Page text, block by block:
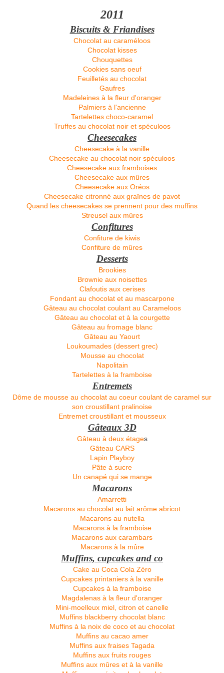
2011
Biscuits & Friandises
Chocolat au caraméloos
Chocolat kisses
Chouquettes
Cookies sans oeuf
Feuilletés au chocolat
Gaufres
Madeleines à la fleur d'oranger
Palmiers à l'ancienne
Tartelettes choco-caramel
Truffes au chocolat noir et spéculoos
Cheesecakes
Cheesecake à la vanille
Cheesecake au chocolat noir spéculoos
Cheesecake aux framboises
Cheesecake aux mûres
Cheesecake aux Oréos
Cheesecake citronné aux graînes de pavot
Quand les cheesecakes se prennent pour des muffins
Streusel aux mûres
Confitures
Confiture de kiwis
Confiture de mûres
Desserts
Brookies
Brownie aux noisettes
Clafoutis aux cerises
Fondant au chocolat et au mascarpone
Gâteau au chocolat coulant au Carameloos
Gâteau au chocolat et à la courgette
Gâteau au fromage blanc
Gâteau au Yaourt
Loukoumades (dessert grec)
Mousse au chocolat
Napolitain
Tartelettes à la framboise
Entremets
Dôme de mousse au chocolat au coeur coulant de caramel sur
son croustillant pralinoise
Entremet croustillant et mousseux
Gâteaux 3D
Gâteau à deux étages
Gâteau CARS
Lapin Playboy
Pâte à sucre
Un canapé qui se mange
Macarons
Amarretti
Macarons au chocolat au lait arôme abricot
Macarons au nutella
Macarons à la framboise
Macarons aux carambars
Macarons à la mûre
Muffins, cupcakes and co
Cake au Coca Cola Zéro
Cupcakes printaniers à la vanille
Cupcakes à la framboise
Magdalenas à la fleur d'oranger
Mini-moelleux miel, citron et canelle
Muffins blackberry chocolat blanc
Muffins à la noix de coco et au chocolat
Muffins au cacao amer
Muffins aux fraises Tagada
Muffins aux fruits rouges
Muffins aux mûres et à la vanille